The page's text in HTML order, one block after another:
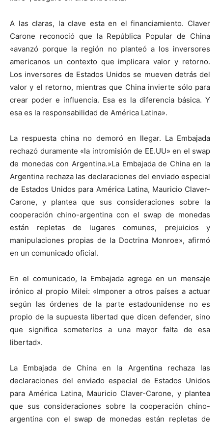
A las claras, la clave esta en el financiamiento. Claver
Carone reconoció que la República Popular de China
«avanzó porque la región no planteó a los inversores
americanos un contexto que implicara valor y retorno.
Los inversores de Estados Unidos se mueven detrás del
valor y el retorno, mientras que China invierte sólo para
crear poder e influencia. Esa es la diferencia básica. Y
esa es la responsabilidad de América Latina».
La respuesta china no demoró en llegar. La Embajada
rechazó duramente «la intromisión de EE.UU» en el swap
de monedas con Argentina.»La Embajada de China en la
Argentina rechaza las declaraciones del enviado especial
de Estados Unidos para América Latina, Mauricio Claver-
Carone, y plantea que sus consideraciones sobre la
cooperación chino-argentina con el swap de monedas
están repletas de lugares comunes, prejuicios y
manipulaciones propias de la Doctrina Monroe», afirmó
en un comunicado oficial.
En el comunicado, la Embajada agrega en un mensaje
irónico al propio Milei: «Imponer a otros países a actuar
según las órdenes de la parte estadounidense no es
propio de la supuesta libertad que dicen defender, sino
que significa someterlos a una mayor falta de esa
libertad».
La Embajada de China en la Argentina rechaza las
declaraciones del enviado especial de Estados Unidos
para América Latina, Mauricio Claver-Carone, y plantea
que sus consideraciones sobre la cooperación chino-
argentina con el swap de monedas están repletas de